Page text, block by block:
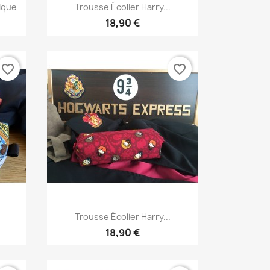
Aperçu rapide
Trousse Écolier Harry...
18,90 €
favorite_border
Aperçu rapide
Trousse Écolier Harry...
18,90 €
favorite_border